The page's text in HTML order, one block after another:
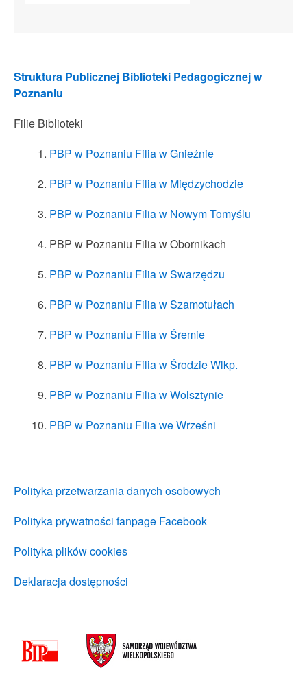
Struktura Publicznej Biblioteki Pedagogicznej w
Poznaniu
Filie Biblioteki
PBP w Poznaniu Filia w Gnieźnie
PBP w Poznaniu Filia w Międzychodzie
PBP w Poznaniu Filia w Nowym Tomyślu
PBP w Poznaniu Filia w Obornikach
PBP w Poznaniu Filia w Swarzędzu
PBP w Poznaniu Filia w Szamotułach
PBP w Poznaniu Filia w Śremie
PBP w Poznaniu Filia w Środzie Wlkp.
PBP w Poznaniu Filia w Wolsztynie
PBP w Poznaniu Filia we Wrześni
Polityka przetwarzania danych osobowych
Polityka prywatności fanpage Facebook
Polityka plików cookies
Deklaracja dostępności